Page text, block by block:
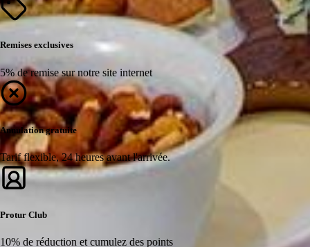
Remises exclusives
5% de remise sur notre site internet
Annulation gratuite
Tarif flexible, 24 heures avant l'arrivée.
Protur Club
10% de réduction et cumulez des points